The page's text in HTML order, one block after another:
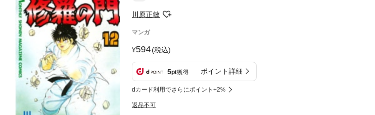
川原正敏
マンガ
594(税込)
5pt獲得 ポイント詳細
dカード利用でさらにポイント+2%
返品不可